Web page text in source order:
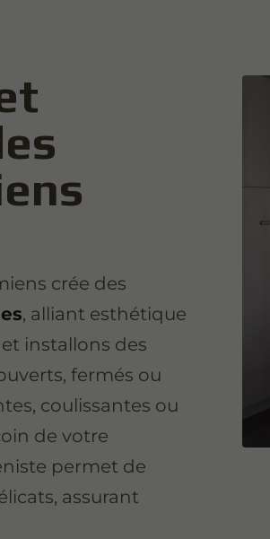
crée des
, alliant esthétique
installons des
fermés ou
coulissantes ou
de votre
permet de
assurant